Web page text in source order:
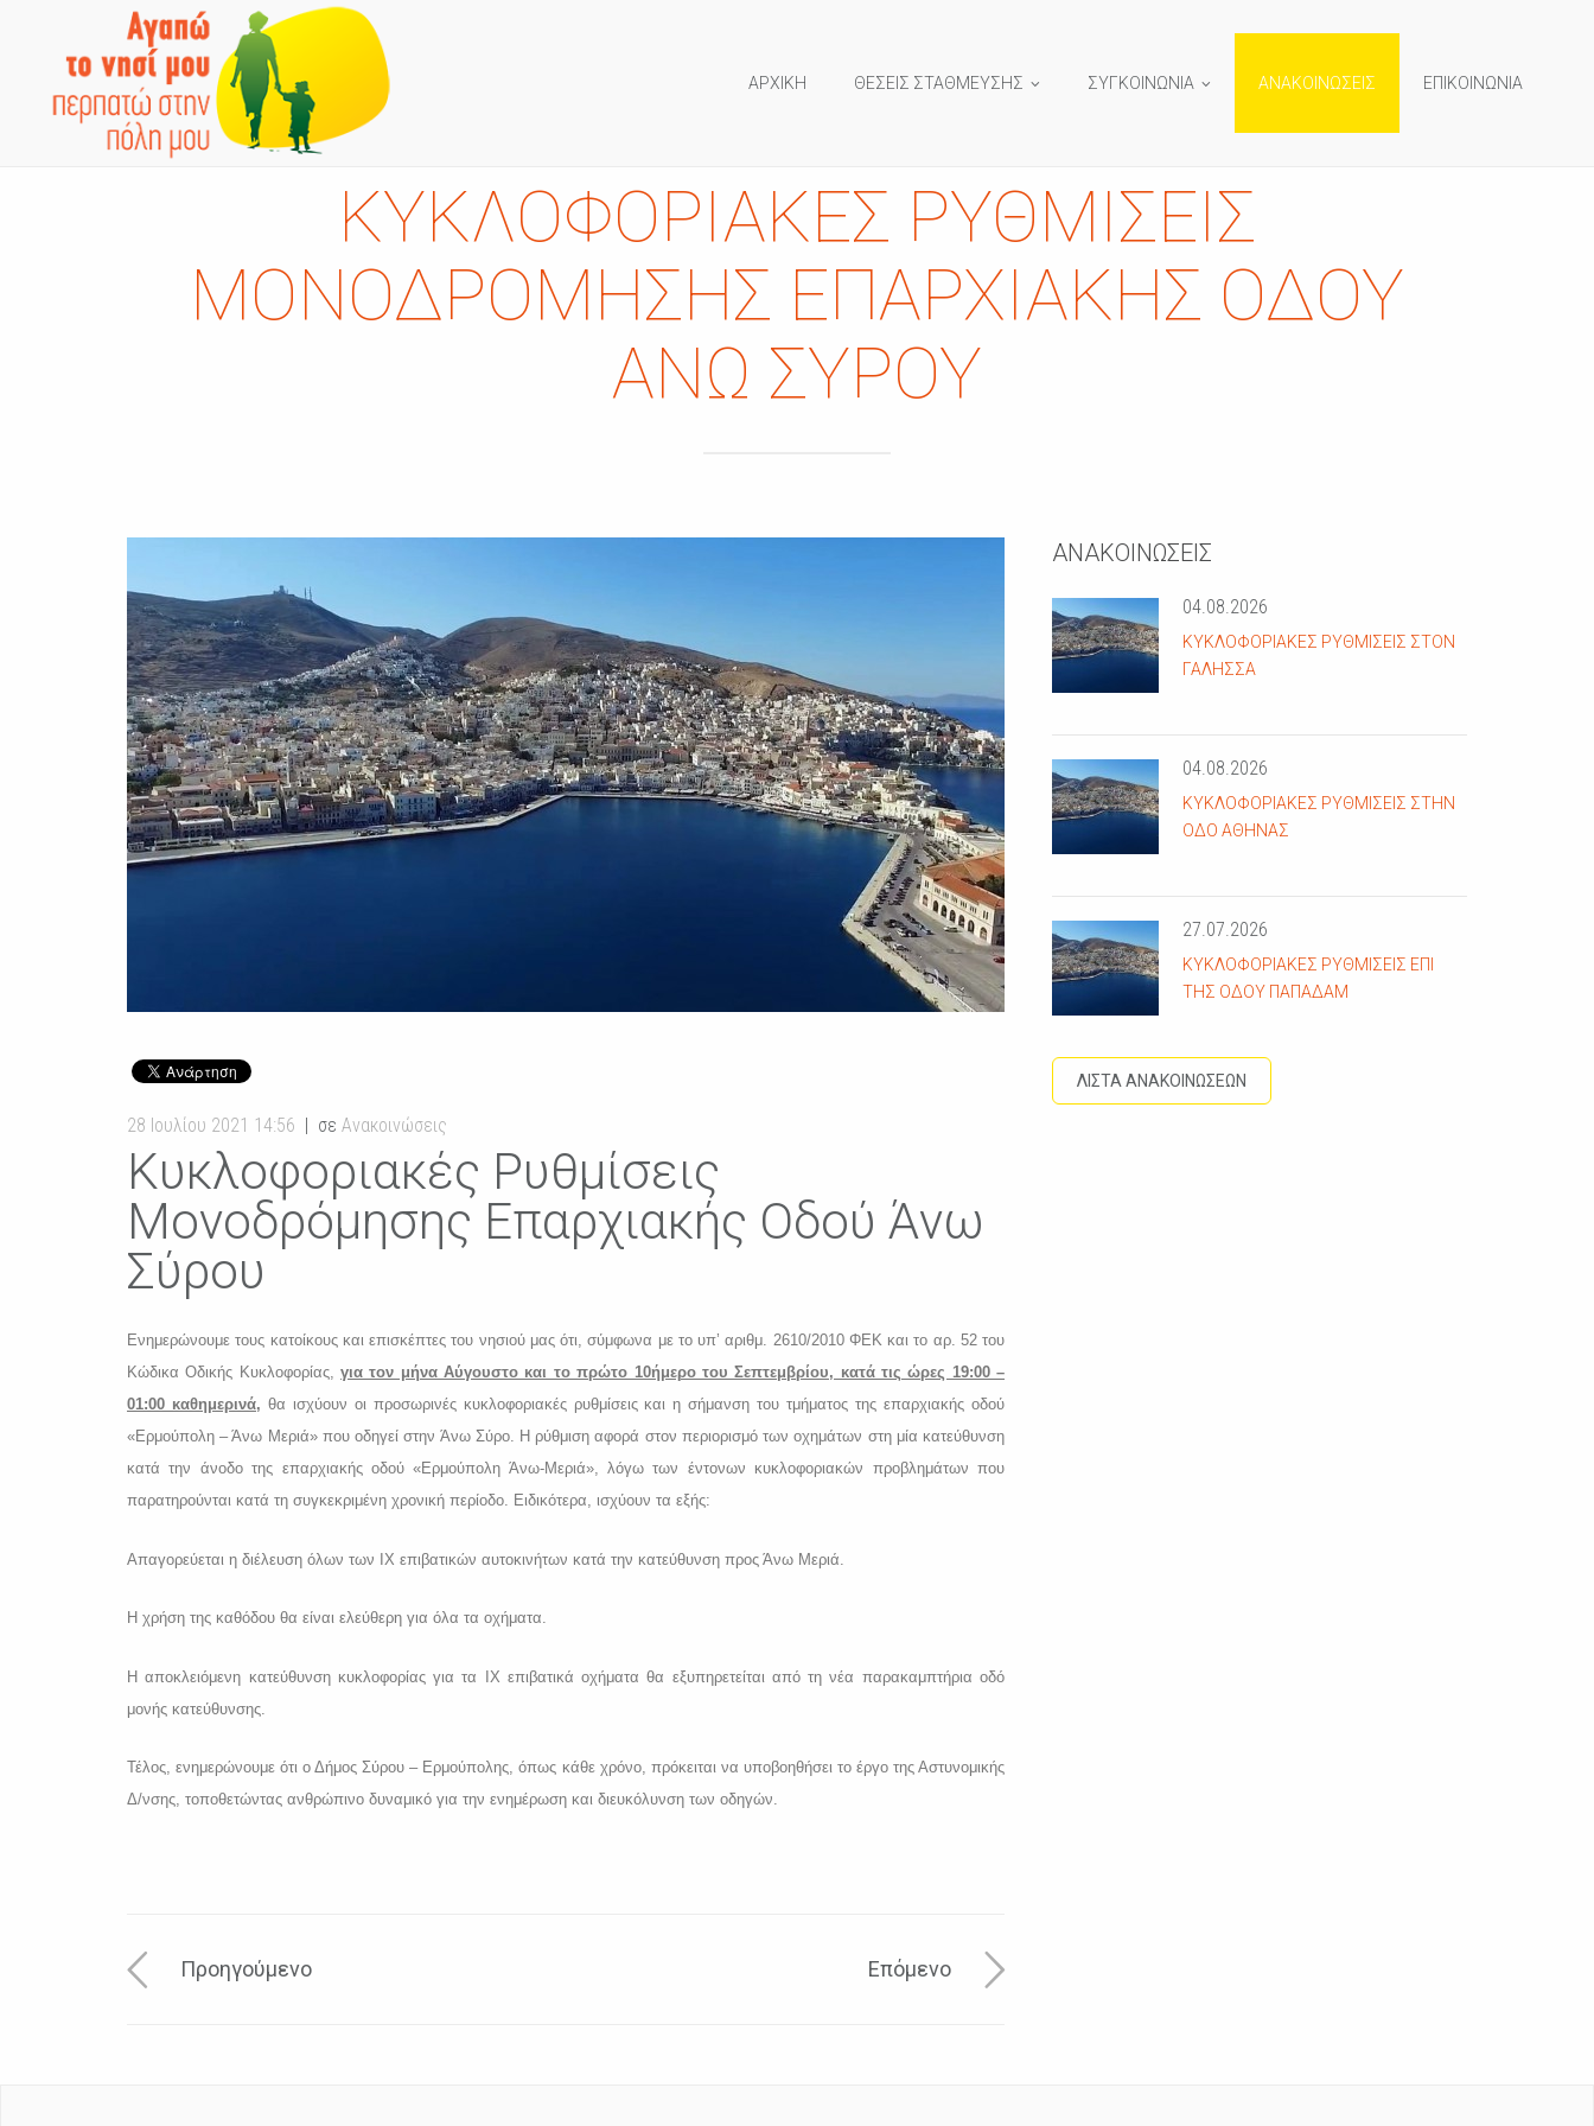
ΑΡΧΙΚΗ ΘΕΣΕΙΣ ΣΤΑΘΜΕΥΣΗΣ ΣΥΓΚΟΙΝΩΝΙΑ ΑΝΑΚΟΙΝΩΣΕΙΣ ΕΠΙΚΟΙΝΩΝΙΑ
ΚΥΚΛΟΦΟΡΙΑΚΈΣ ΡΥΘΜΊΣΕΙΣ
ΜΟΝΟΔΡΌΜΗΣΗΣ ΕΠΑΡΧΙΑΚΉΣ ΟΔΟΎ
ΆΝΩ ΣΎΡΟΥ
28 Ιουλίου 2021 14:56 σε Ανακοινώσεις
Κυκλοφοριακές Ρυθμίσεις
Μονοδρόμησης Επαρχιακής Οδού Άνω
Σύρου
Ενημερώνουμε τους κατοίκους και επισκέπτες του νησιού μας ότι, σύμφωνα με το υπ’ αριθμ. 2610/2010 ΦΕΚ και το αρ. 52 του
Κώδικα Οδικής Κυκλοφορίας,για τον μήνα Αύγουστο και το πρώτο 10ήμερο του Σεπτεμβρίου, κατά τις ώρες 19:00 –
01:00 καθημερινά, θα ισχύουν οι προσωρινές κυκλοφοριακές ρυθμίσεις και η σήμανση του τμήματος της επαρχιακής οδού
«Ερμούπολη – Άνω Μεριά» που οδηγεί στην Άνω Σύρο. Η ρύθμιση αφορά στον περιορισμό των οχημάτων στη μία κατεύθυνση
κατά την άνοδο της επαρχιακής οδού «Ερμούπολη Άνω-Μεριά», λόγω των έντονων κυκλοφοριακών προβλημάτων που
παρατηρούνται κατά τη συγκεκριμένη χρονική περίοδο. Ειδικότερα, ισχύουν τα εξής:
Απαγορεύεται η διέλευση όλων των ΙΧ επιβατικών αυτοκινήτων κατά την κατεύθυνση προς Άνω Μεριά.
Η χρήση της καθόδου θα είναι ελεύθερη για όλα τα οχήματα.
Η αποκλειόμενη κατεύθυνση κυκλοφορίας για τα ΙΧ επιβατικά οχήματα θα εξυπηρετείται από τη νέα παρακαμπτήρια οδό
μονής κατεύθυνσης.
Τέλος, ενημερώνουμε ότι ο Δήμος Σύρου – Ερμούπολης, όπως κάθε χρόνο, πρόκειται να υποβοηθήσει το έργο της Αστυνομικής
Δ/νσης, τοποθετώντας ανθρώπινο δυναμικό για την ενημέρωση και διευκόλυνση των οδηγών.
Προηγούμενο Επόμενο
ΑΝΑΚΟΙΝΩΣΕΙΣ
04.08.2026
ΚΥΚΛΟΦΟΡΙΑΚΈΣ ΡΥΘΜΊΣΕΙΣ ΣΤΟΝ
ΓΑΛΗΣΣΆ
04.08.2026
ΚΥΚΛΟΦΟΡΙΑΚΈΣ ΡΥΘΜΊΣΕΙΣ ΣΤΗΝ
ΟΔΌ ΑΘΗΝΆΣ
27.07.2026
ΚΥΚΛΟΦΟΡΙΑΚΈΣ ΡΥΘΜΊΣΕΙΣ ΕΠΊ
ΤΗΣ ΟΔΟΎ ΠΑΠΑΔΆΜ
ΛΙΣΤΑ ΑΝΑΚΟΙΝΩΣΕΩΝ